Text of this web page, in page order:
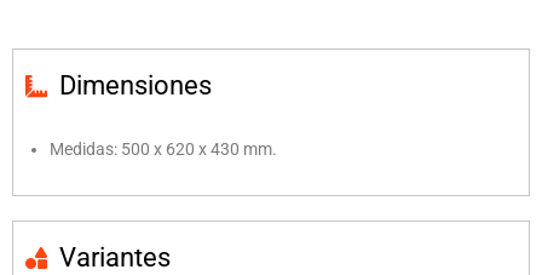
Dimensiones
Medidas: 500 x 620 x 430 mm.
Variantes